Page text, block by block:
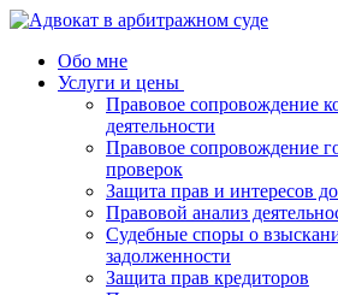
Обо мне
Услуги и цены
Правовое сопровождение
деятельности
Правовое сопровождение
проверок
Защита прав и интересов
Правовой анализ
Судебные споры о
задолженности
Защита прав кредиторов